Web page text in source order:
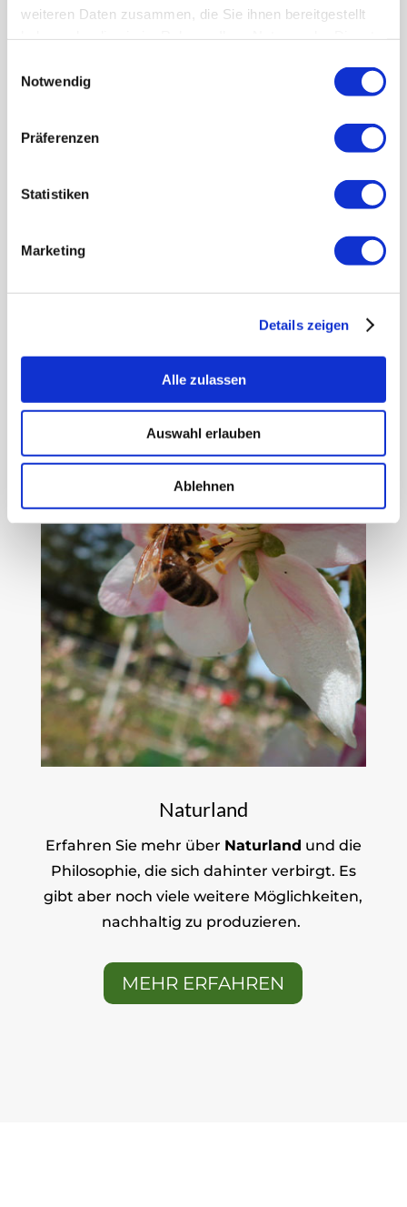
weiteren Daten zusammen, die Sie ihnen bereitgestellt
Notwendig
Präferenzen
Statistiken
Marketing
Details zeigen
Alle zulassen
Auswahl erlauben
Ablehnen
stecken sehr viel Hingabe, Fürsorge und
Naturland
Erfahren Sie mehr über Naturland und die
Philosophie, die sich dahinter verbirgt. Es
gibt aber noch viele weitere Möglichkeiten,
nachhaltig zu produzieren.
MEHR ERFAHREN